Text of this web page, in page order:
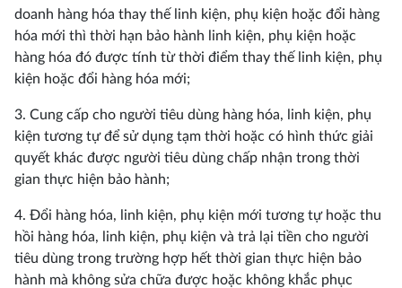
doanh hàng hóa thay thế linh kiện, phụ kiện hoặc đổi hàng
hóa mới thì thời hạn bảo hành linh kiện, phụ kiện hoặc
hàng hóa đó được tính từ thời điểm thay thế linh kiện, phụ
kiện hoặc đổi hàng hóa mới;
3. Cung cấp cho người tiêu dùng hàng hóa, linh kiện, phụ
kiện tương tự để sử dụng tạm thời hoặc có hình thức giải
quyết khác được người tiêu dùng chấp nhận trong thời
gian thực hiện bảo hành;
4. Đổi hàng hóa, linh kiện, phụ kiện mới tương tự hoặc thu
hồi hàng hóa, linh kiện, phụ kiện và trả lại tiền cho người
tiêu dùng trong trường hợp hết thời gian thực hiện bảo
hành mà không sửa chữa được hoặc không khắc phục